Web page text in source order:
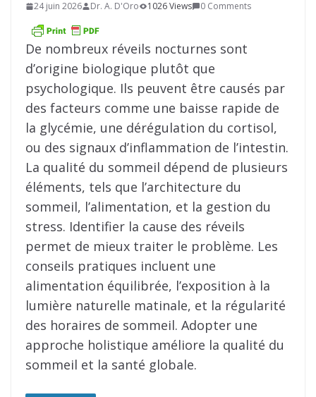
24 juin 2026 Dr. A. D'Oro 1026 Views 0 Comments
De nombreux réveils nocturnes sont
d’origine biologique plutôt que
psychologique. Ils peuvent être causés par
des facteurs comme une baisse rapide de
la glycémie, une dérégulation du cortisol,
ou des signaux d’inflammation de l’intestin.
La qualité du sommeil dépend de plusieurs
éléments, tels que l’architecture du
sommeil, l’alimentation, et la gestion du
stress. Identifier la cause des réveils
permet de mieux traiter le problème. Les
conseils pratiques incluent une
alimentation équilibrée, l’exposition à la
lumière naturelle matinale, et la régularité
des horaires de sommeil. Adopter une
approche holistique améliore la qualité du
sommeil et la santé globale.